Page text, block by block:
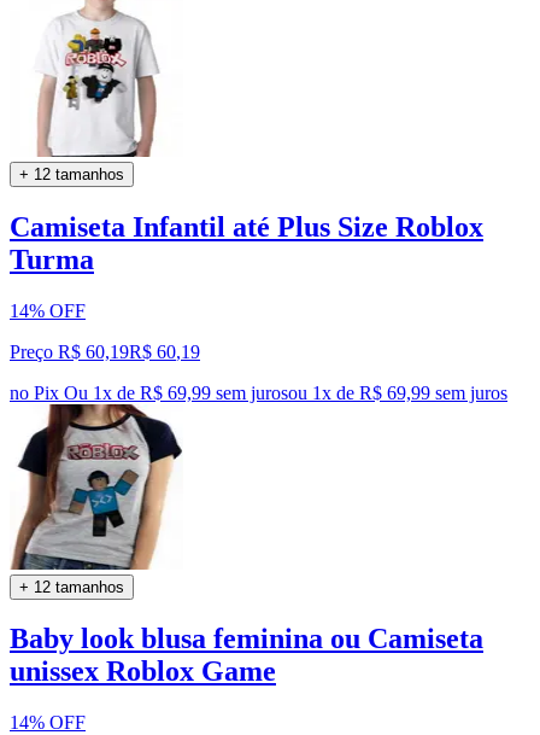
+ 12 tamanhos
Camiseta Infantil até Plus Size Roblox
Turma
14% OFF
Preço R$ 60,19R$ 60,19
no Pix Ou 1x de R$ 69,99 sem jurosou 1x de R$ 69,99 sem juros
+ 12 tamanhos
Baby look blusa feminina ou Camiseta
unissex Roblox Game
14% OFF